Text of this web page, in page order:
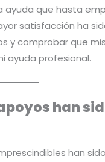
que hasta
satisfacción ha
y comprobar que
ayuda profesional.
han
han